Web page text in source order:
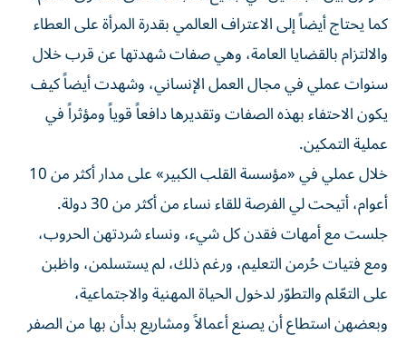
كما يحتاج أيضاً إلى الاعتراف العالمي بقدرة المرأة على العطاء
والالتزام بالقضايا العامة، وهي صفات شهدتها عن قرب خلال
سنوات عملي في مجال العمل الإنساني، وشهدت أيضاً كيف
يكون الاحتفاء بهذه الصفات وتقديرها دافعاً قوياً ومؤثراً في
عملية التمكين.
خلال عملي في «مؤسسة القلب الكبير» على مدار أكثر من 10
أعوام، أتيحت لي الفرصة للقاء نساء من أكثر من 30 دولة.
جلست مع أمهات فقدن كل شيء، ونساء شردتهن الحروب،
ومع فتيات حُرمن التعليم، ورغم ذلك، لم يستسلمن، واظبن
على التعّلم والتطوّر لدخول الحياة المهنية والاجتماعية،
وبعضهن استطاع أن يصنع أعمالاً ومشاريع بدأن بها من الصفر